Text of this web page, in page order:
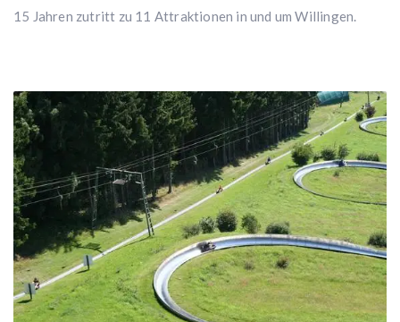
15 Jahren zutritt zu 11 Attraktionen in und um Willingen.